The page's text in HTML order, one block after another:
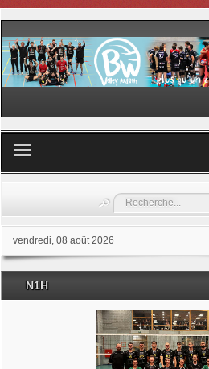
Les samedis du sport
Les stages
Documents
Rechercher
vendredi, 08 août 2026
N1H